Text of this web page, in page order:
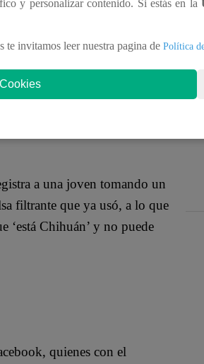
laboral, para explicar por
llegó a España, más
a una joven tomando un
filtrante que ya usó, a lo que
‘está Chihuán’ y no puede
quienes con el
y personalizar contenido. Si estás en la
te invitamos leer nuestra pagina de Política